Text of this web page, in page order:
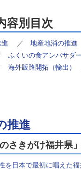
容別目次
／ 地産地消の推進
ふくいの食アンバサダ
海外販路開拓（輸出）
推進
のさきがけ福井県
を日本で最初に唱えた